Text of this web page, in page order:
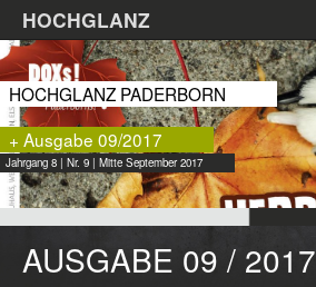
Zum
Hauptinhalt
springen
HOCHGLANZ
HOCHGLANZ PADERBORN
+ Ausgabe 09/2017
Jahrgang 8 | Nr. 9 | Mitte September 2017
AUSGABE 09 / 2017